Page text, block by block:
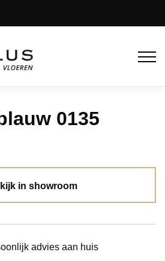
0135
in showroom
advies aan huis